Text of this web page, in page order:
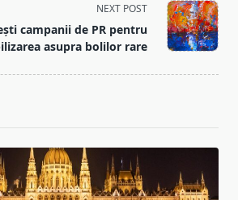
NEXT POST
campanii de PR pentru
asupra bolilor rare